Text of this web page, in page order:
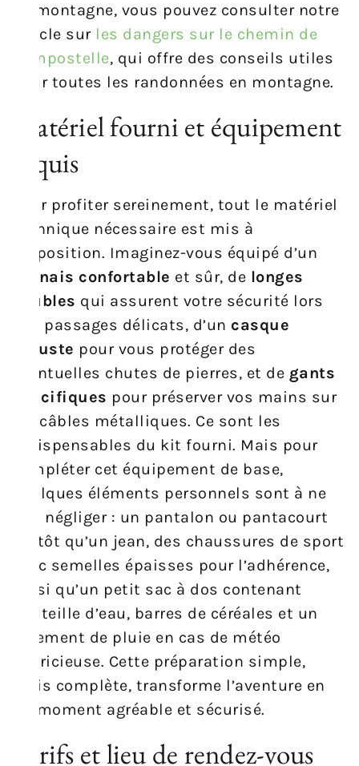
de montagne, vous pouvez consulter notre
article sur les dangers sur le chemin de
Compostelle, qui offre des conseils utiles
pour toutes les randonnées en montagne.
Matériel fourni et équipement
requis
Pour profiter sereinement, tout le matériel
technique nécessaire est mis à
disposition. Imaginez-vous équipé d’un
harnais confortable et sûr, de longes
doubles qui assurent votre sécurité lors
des passages délicats, d’un casque
robuste pour vous protéger des
éventuelles chutes de pierres, et de gants
spécifiques pour préserver vos mains sur
les câbles métalliques. Ce sont les
indispensables du kit fourni. Mais pour
compléter cet équipement de base,
quelques éléments personnels sont à ne
pas négliger : un pantalon ou pantacourt
plutôt qu’un jean, des chaussures de sport
avec semelles épaisses pour l’adhérence,
ainsi qu’un petit sac à dos contenant
bouteille d’eau, barres de céréales et un
vêtement de pluie en cas de météo
capricieuse. Cette préparation simple,
mais complète, transforme l’aventure en
un moment agréable et sécurisé.
Tarifs et lieu de rendez-vous